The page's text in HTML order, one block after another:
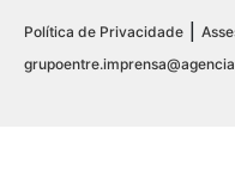
Política de Privacidade |